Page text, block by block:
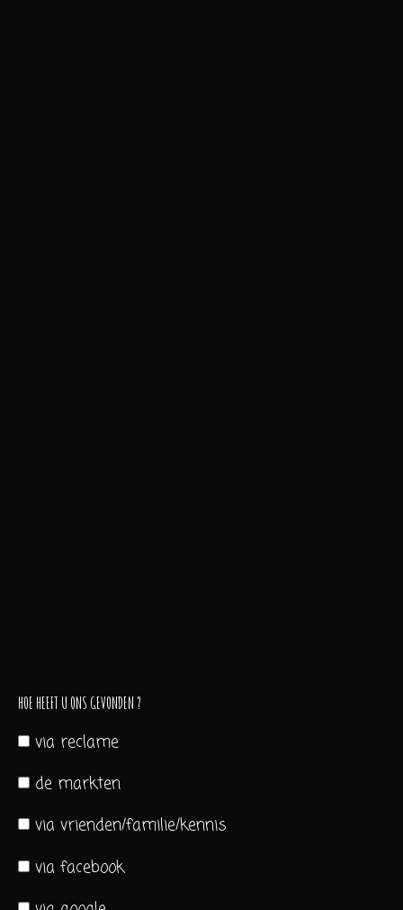
HOE HEEFT U ONS GEVONDEN ?
via reclame
de markten
via vrienden/familie/kennis
via facebook